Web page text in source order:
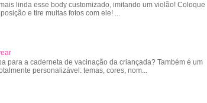
linda esse body customizado, imitando um violão! Coloque
e tire muitas fotos com ele! ...
para a caderneta de vacinação da criançada? Também é um
personalizável: temas, cores, nom...